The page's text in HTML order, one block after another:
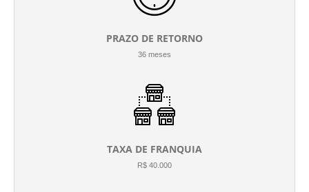
PRAZO DE RETORNO
36 meses
TAXA DE FRANQUIA
R$ 40.000